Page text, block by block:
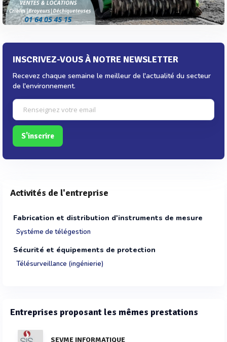
INSCRIVEZ-VOUS À NOTRE NEWSLETTER
Recevez chaque semaine le meilleur de l'actualité du secteur
de l'environnement.
S'inscrire
Activités de l'entreprise
Fabrication et distribution d'instruments de mesure
Systéme de télégestion
Sécurité et équipements de protection
Télésurveillance (ingénierie)
Entreprises proposant les mêmes prestations
SEVME INFORMATIQUE